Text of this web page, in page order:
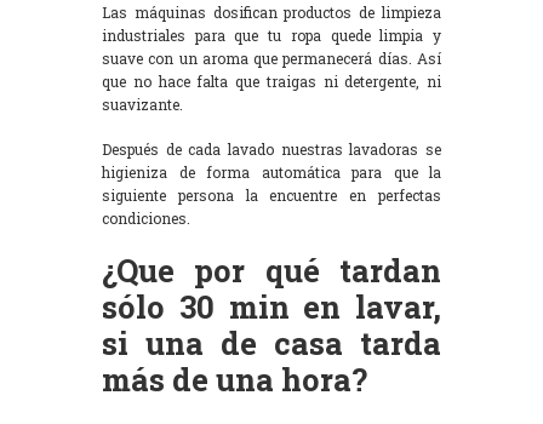
Las máquinas dosifican productos de limpieza
industriales para que tu ropa quede limpia y
suave con un aroma que permanecerá días. Así
que no hace falta que traigas ni detergente, ni
suavizante.
Después de cada lavado nuestras lavadoras se
higieniza de forma automática para que la
siguiente persona la encuentre en perfectas
condiciones.
¿Que por qué tardan
sólo 30 min en lavar,
si una de casa tarda
más de una hora?